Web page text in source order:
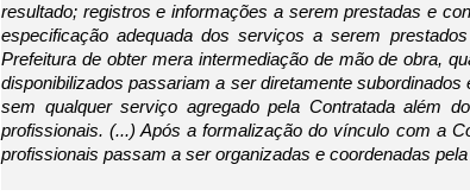
resultado; registros e informações a serem prestadas e
especificação adequada dos serviços a serem
Prefeitura de obter mera intermediação de mão de obra,
disponibilizados passariam a ser diretamente subordinados
sem qualquer serviço agregado pela Contratada além
profissionais. (...) Após a formalização do vínculo com a
profissionais passam a ser organizadas e coordenadas